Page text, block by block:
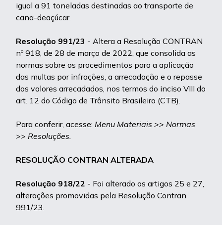
igual a 91 toneladas destinadas ao transporte de
cana-deaçúcar.
Resolução 991/23 - Altera a Resolução CONTRAN
nº 918, de 28 de março de 2022, que consolida as
normas sobre os procedimentos para a aplicação
das multas por infrações, a arrecadação e o repasse
dos valores arrecadados, nos termos do inciso VIII do
art. 12 do Código de Trânsito Brasileiro (CTB).
Para conferir, acesse: Menu Materiais >> Normas
>> Resoluções.
RESOLUÇÃO CONTRAN ALTERADA
Resolução 918/22 - Foi alterado os artigos 25 e 27,
alterações promovidas pela Resolução Contran
991/23.